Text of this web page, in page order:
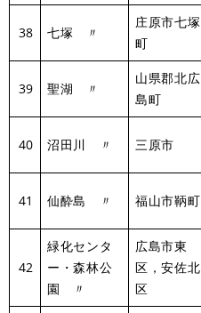
38 七塚 〃
庄原市七塚
町
39 聖湖 〃
山県郡北広
島町
40 沼田川 〃 三原市
41 仙酔島 〃 福山市鞆町
42
緑化センタ
ー・森林公
園 〃
広島市東
区，安佐北
区